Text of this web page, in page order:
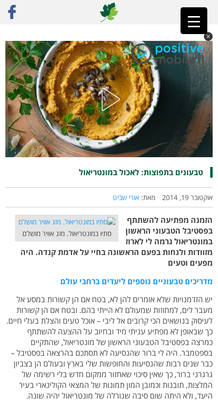
ראשי»פוסט נבחר טבעונים בתפוצות: לאכול במונטריאול
טבעונים בתפוצות: לאכול במונטריאול
אוקטובר 19, 2014 מאת: אורי שביט
סתיו במונטריאול. מזג אוויר מושלם
הזמנה מפתיעה להשתתף
בפסטיבל הטבעוני הראשון
במונטריאול גרמה לי לארוז
מזוודות ולנחות בפעם הראשונה בחיי על אדמת קנדה. היה
מפעים וטעים
מדריכים טבעוניים נוספים ליעדים ברחבי עולם
יש הזדמנויות שלא אומרים להן לא, בטח אם הן קשורות במסע אל
מעבר לים, למחוזות שמעולם לא הייתי בהם. ובטח אם הן קשורות
לעיסוק בנושאים הכי קרובים אל ליבי – אוכל טעים והצלת בעלי חיים.
כך שבאופן לא מפתיע עניתי מיד ובחיוב על ההצעה להשתתף
כמרצה בפסטיבל הטבעוני הראשון של מונטריאול, שהתקיים
בספטמבר. היה לי ברור שהנסיעה לא תסתכם בהרצאה בפסטיבל –
כבר שנים רבות שהנסיעות והחופשות שלי בארץ ובעולם הן בצביון
גרגרני ברור, כך שאין סיכוי שאחזור ממקום חדש בלי רשימה של
המלצות, תובנות וכמובן המון תמונות של המצאי הקולינארי בעיר
היעד, ולא היתה שום סיבה שגורלה של מונטריאול יהיה שונה.